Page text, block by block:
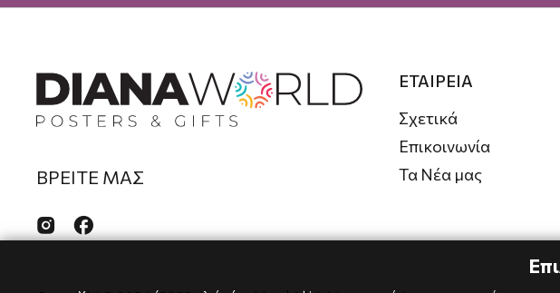
ΒΡΕΙΤΕ ΜΑΣ
 
ΕΤΑΙΡΕΙΑ
Σχετικά
Επικοινωνία
Τα Νέα μας